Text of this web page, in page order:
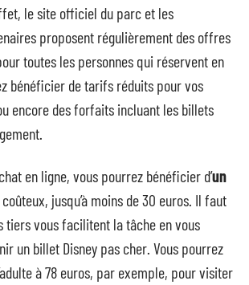
le site officiel du parc et les
proposent régulièrement des offres
toutes les personnes qui réservent en
bénéficier de tarifs réduits pour vos
encore des forfaits incluant les billets
en ligne, vous pourrez bénéficier d’un
jusqu’à moins de 30 euros. Il faut
tiers vous facilitent la tâche en vous
un billet Disney pas cher. Vous pourrez
à 78 euros, par exemple, pour visiter